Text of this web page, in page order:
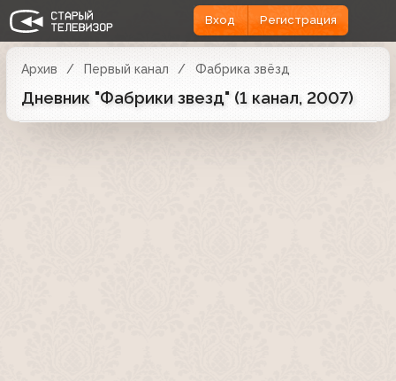
Вход Регистрация
Архив Первый канал Фабрика звёзд
Дневник "Фабрики звезд" (1 канал, 2007)